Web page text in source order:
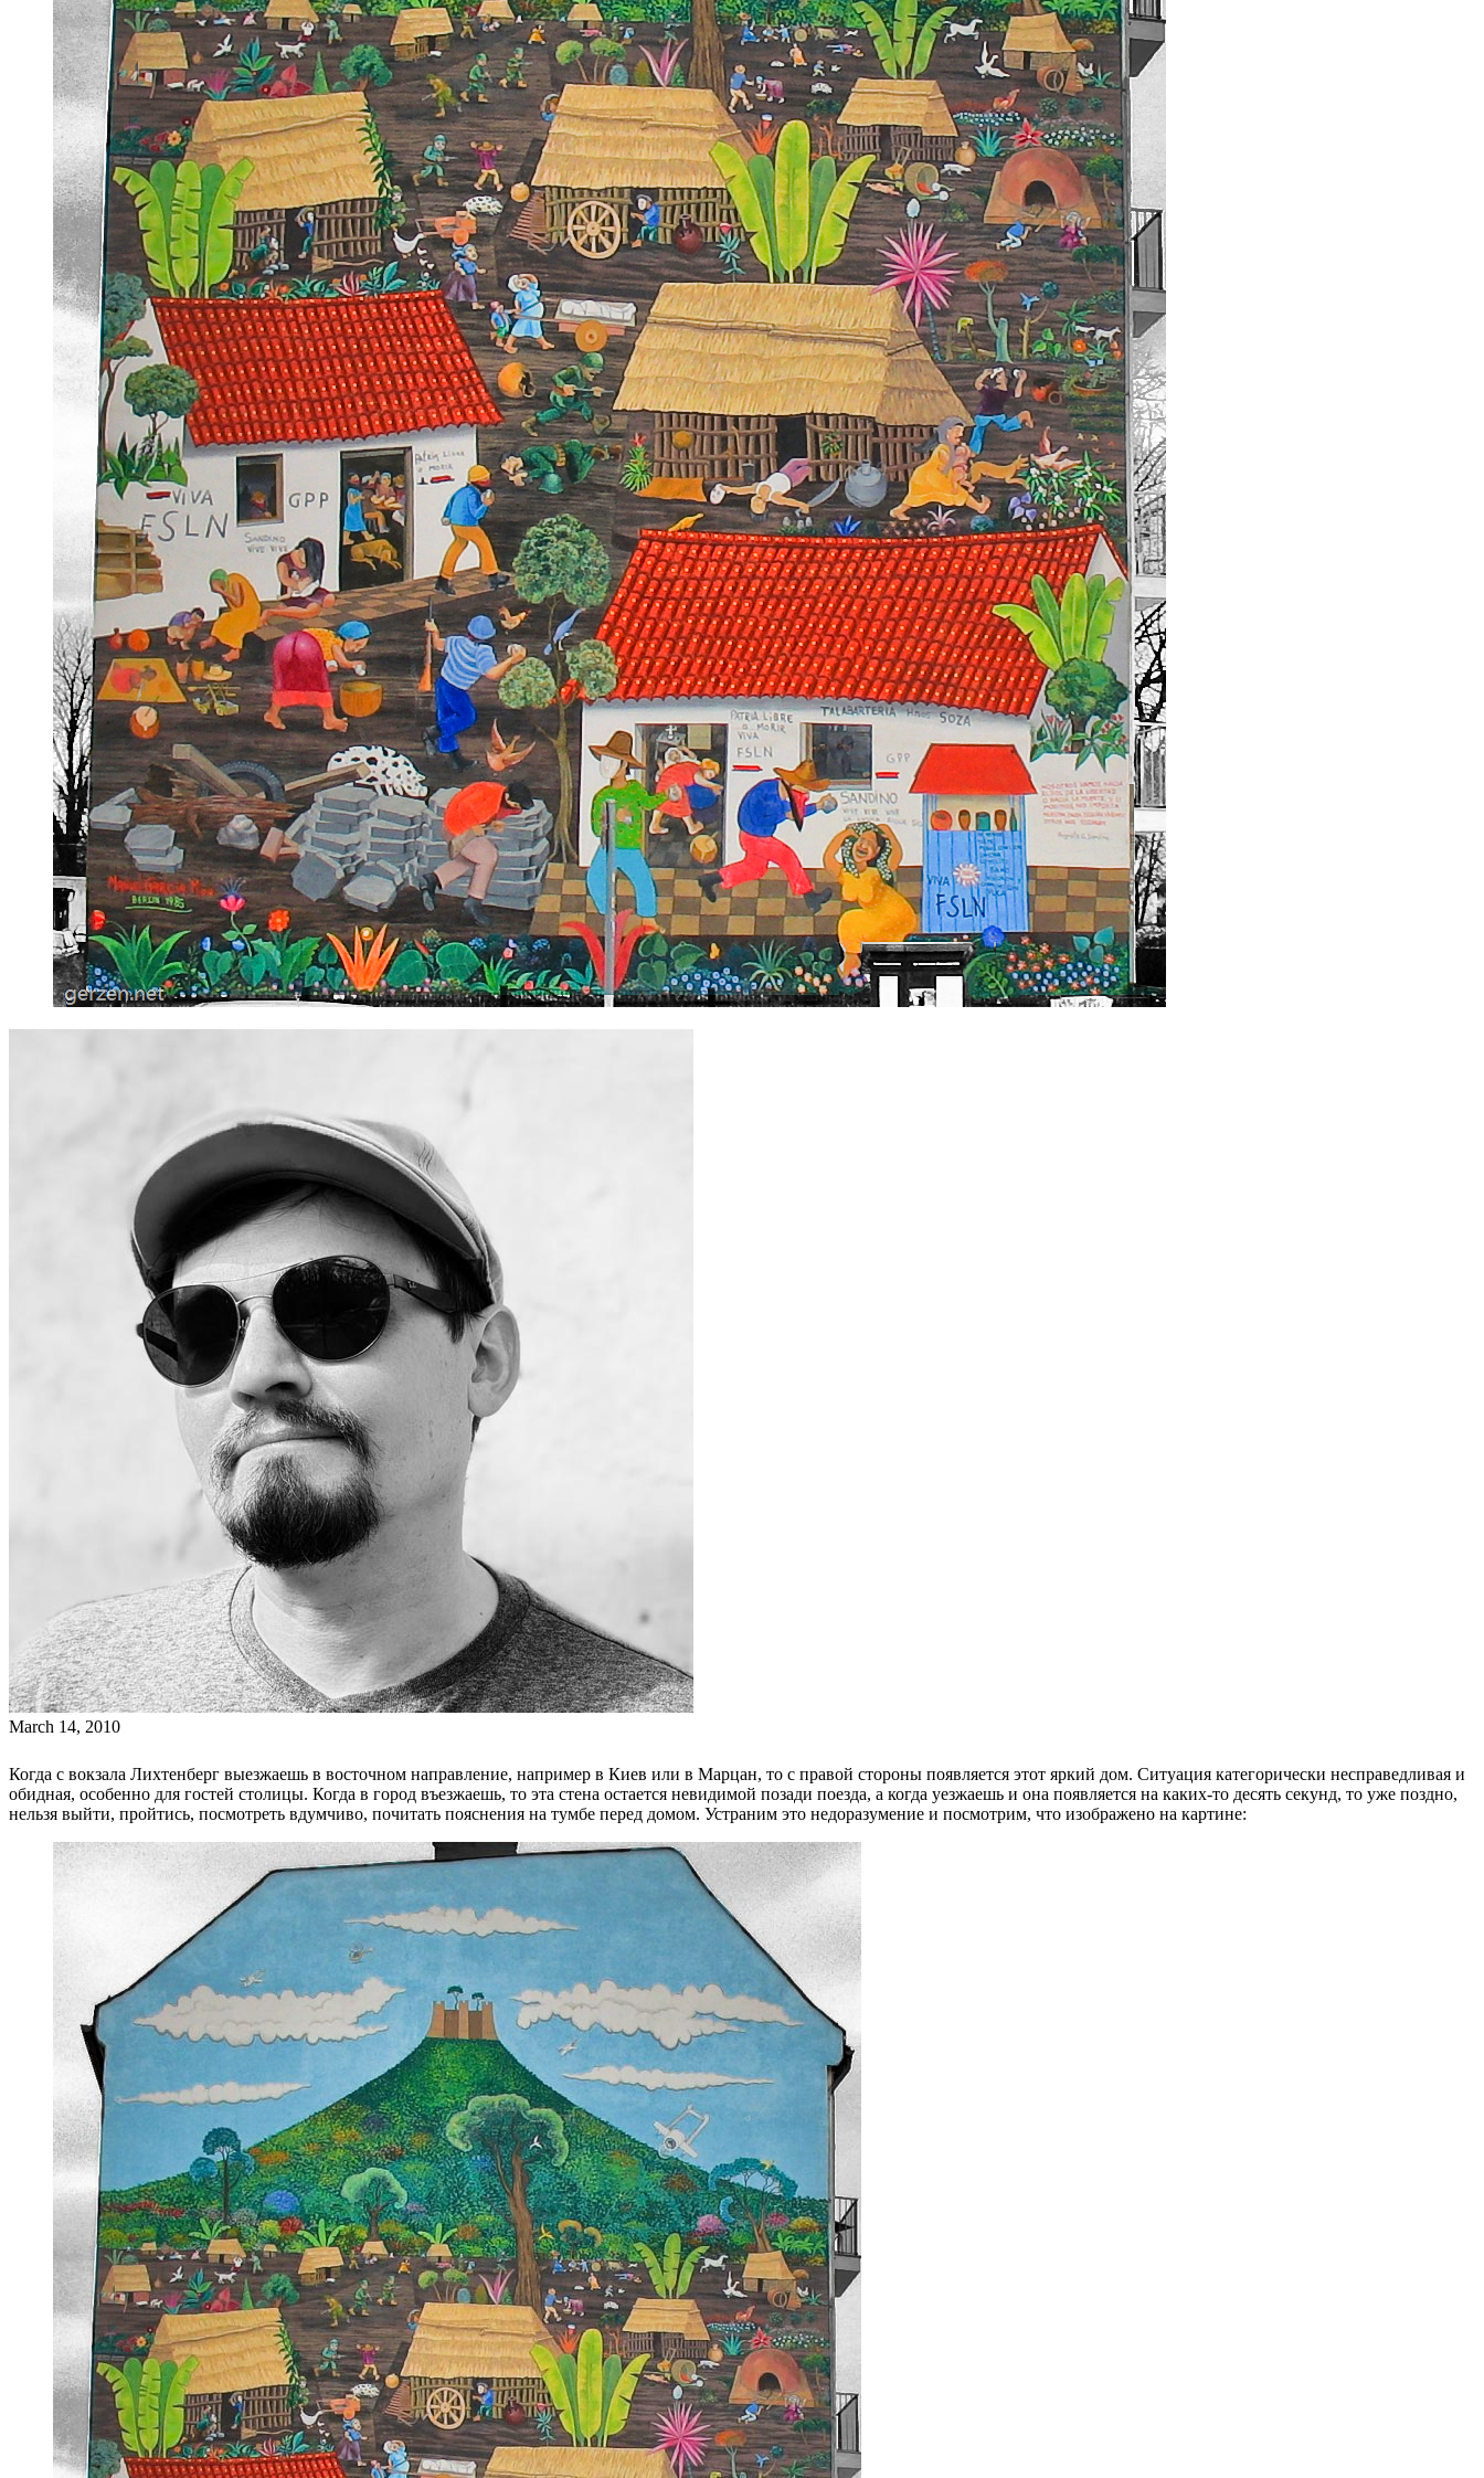
March 14, 2010
Когда с вокзала Лихтенберг выезжаешь в восточном направление, например в Киев или в Марцан, то с правой стороны появляется этот яркий дом. Ситуация категорически несправедливая и
обидная, особенно для гостей столицы. Когда в город въезжаешь, то эта стена остается невидимой позади поезда, а когда уезжаешь и она появляется на каких-то десять секунд, то уже поздно,
нельзя выйти, пройтись, посмотреть вдумчиво, почитать пояснения на тумбе перед домом. Устраним это недоразумение и посмотрим, что изображено на картине: